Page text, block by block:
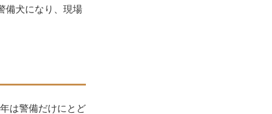
備犬になり、現場
は警備だけにとど